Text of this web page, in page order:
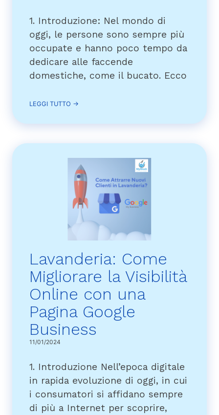
1. Introduzione: Nel mondo di
oggi, le persone sono sempre più
occupate e hanno poco tempo da
dedicare alle faccende
domestiche, come il bucato. Ecco
LEGGI TUTTO →
Lavanderia: Come
Migliorare la Visibilità
Online con una
Pagina Google
Business
11/01/2024
1. Introduzione Nell’epoca digitale
in rapida evoluzione di oggi, in cui
i consumatori si affidano sempre
di più a Internet per scoprire,